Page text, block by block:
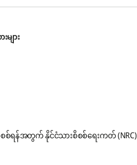
ျား
ရန်အတွက် နိုင်ငံသားစိစစ်ရေးကတ် (NRC)